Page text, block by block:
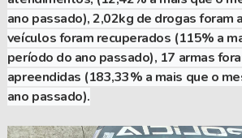
ano passado), 2,02kg de drogas foram
veículos foram recuperados (115% a
período do ano passado), 17 armas
apreendidas (183,33% a mais que o
ano passado).